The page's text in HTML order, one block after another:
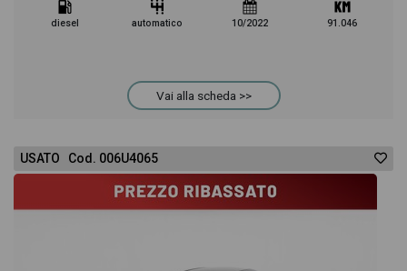
diesel automatico 10/2022 91.046
Vai alla scheda >>
USATO Cod. 006U4065